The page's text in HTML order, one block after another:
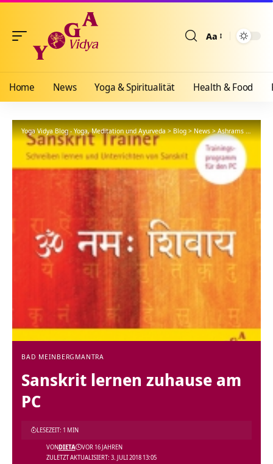
Aa
Home News Yoga & Spiritualität Health & Food
Yoga Vidya Blog - Yoga, Meditation und Ayurveda>Blog>News>Ashrams> Bad
BAD MEINBERG MANTRA
Sanskrit lernen zuhause am
PC
ZULETZT AKTUALISIERT: 3. JULI 2018 13:05
VONDIETA VOR 16 JAHREN
LESEZEIT: 1 MIN